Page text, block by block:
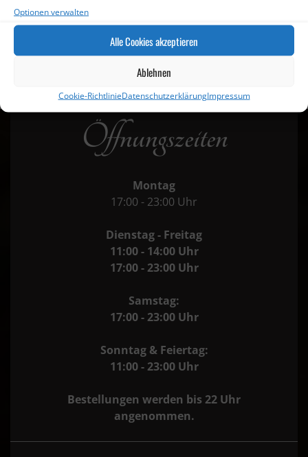
Optionen verwalten
Alle Cookies akzeptieren
Ablehnen
Cookie-RichtlinieDatenschutzerklärungImpressum
Öffnungszeiten
Montag
17:00 - 23:00 Uhr
Dienstag - Freitag
11:00 - 14:00 Uhr
17:00 - 23:00 Uhr
Samstag:
17:00 - 23:00 Uhr
Sonntag & Feiertag:
11:00 - 23:00 Uhr
Bestellungen werden bis 22 Uhr
angenommen.